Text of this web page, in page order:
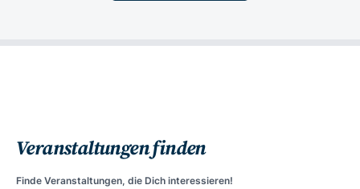
Veranstaltungen finden
Finde Veranstaltungen, die Dich interessieren!